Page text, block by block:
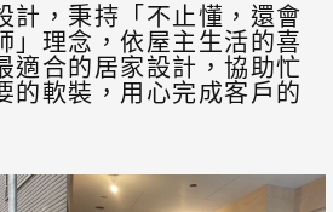
計，秉持「不止懂，還會
」理念，依屋主生活的喜
適合的居家設計，協助忙
的軟裝，用心完成客戶的